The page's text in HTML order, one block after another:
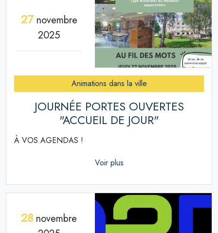
27novembre
2025
Animations dans la ville
JOURNÉE PORTES OUVERTES
"ACCUEIL DE JOUR"
À VOS AGENDAS !
Voir plus
28 novembre